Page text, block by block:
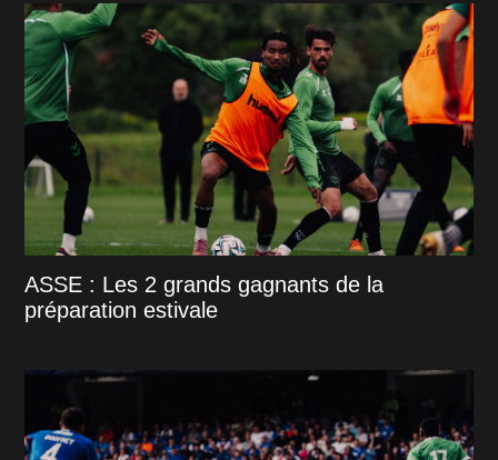
ASSE : Les 2 grands gagnants de la
préparation estivale